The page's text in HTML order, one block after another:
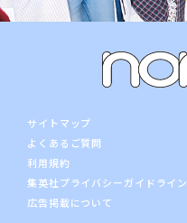
サイトマップ
よくあるご質問
利用規約
集英社プライバシーガイドライン
広告掲載について